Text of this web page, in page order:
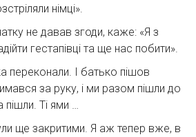
німці».
не давав згоди, каже: «Я з
гестапівці та ще нас побити».
переконали. І батько пішов
за руку, і ми разом пішли до
пішли. Ті ями …
ще закритими. Я аж тепер вже, в